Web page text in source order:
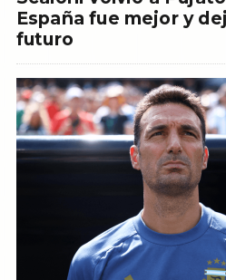
España fue mejor y
futuro